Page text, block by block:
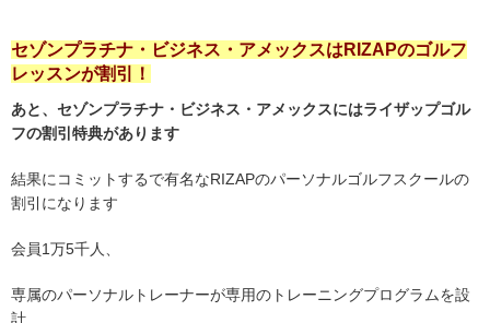
セゾンプラチナ・ビジネス・アメックスはRIZAPのゴルフ
レッスンが割引！
あと、セゾンプラチナ・ビジネス・アメックスにはライザップゴル
フの割引特典があります
結果にコミットするで有名なRIZAPのパーソナルゴルフスクールの
割引になります
会員1万5千人、
専属のパーソナルトレーナーが専用のトレーニングプログラムを設
計